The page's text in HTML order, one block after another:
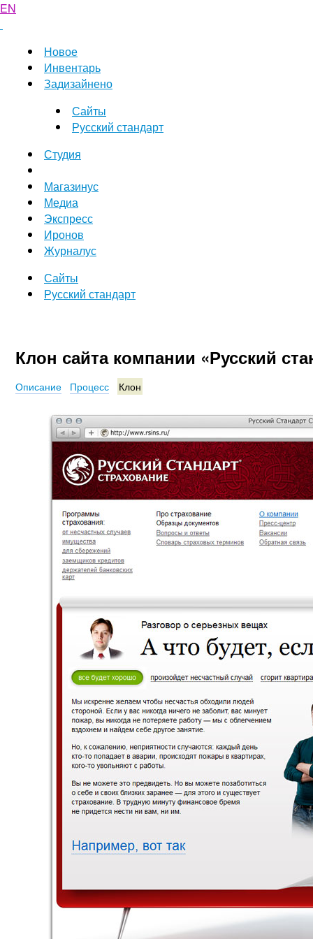
EN
Новое
Инвентарь
Задизайнено
Сайты
Русский стандарт
Студия
Магазинус
Медиа
Экспресс
Иронов
Журналус
Сайты
Русский стандарт
Клон сайта компании «Русский
Описание Процесс Клон